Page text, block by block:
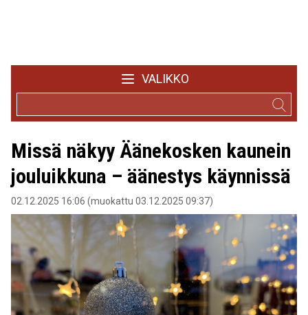
VALIKKO
Missä näkyy Äänekosken kaunein
jouluikkuna – äänestys käynnissä
02.12.2025 16:06 (muokattu 03.12.2025 09:37)